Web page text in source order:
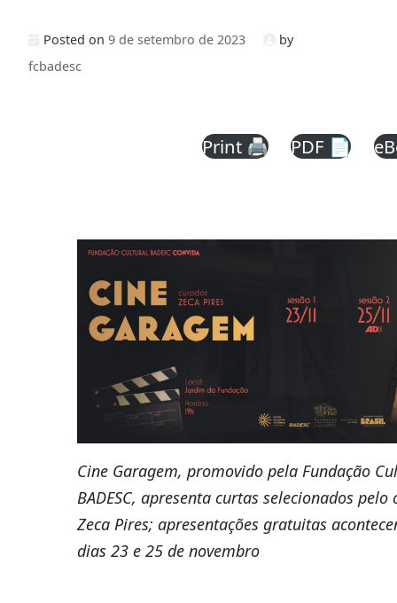
Posted on 9 de setembro de 2023
by
fcbadesc
Print 🖨 PDF 📄
Cine Garagem, promovido pela Fundação
BADESC, apresenta curtas selecionados pelo
Zeca Pires; apresentações gratuitas
dias 23 e 25 de novembro